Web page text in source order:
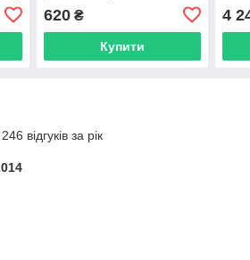
620₴
Купити
4
відгуків за рік